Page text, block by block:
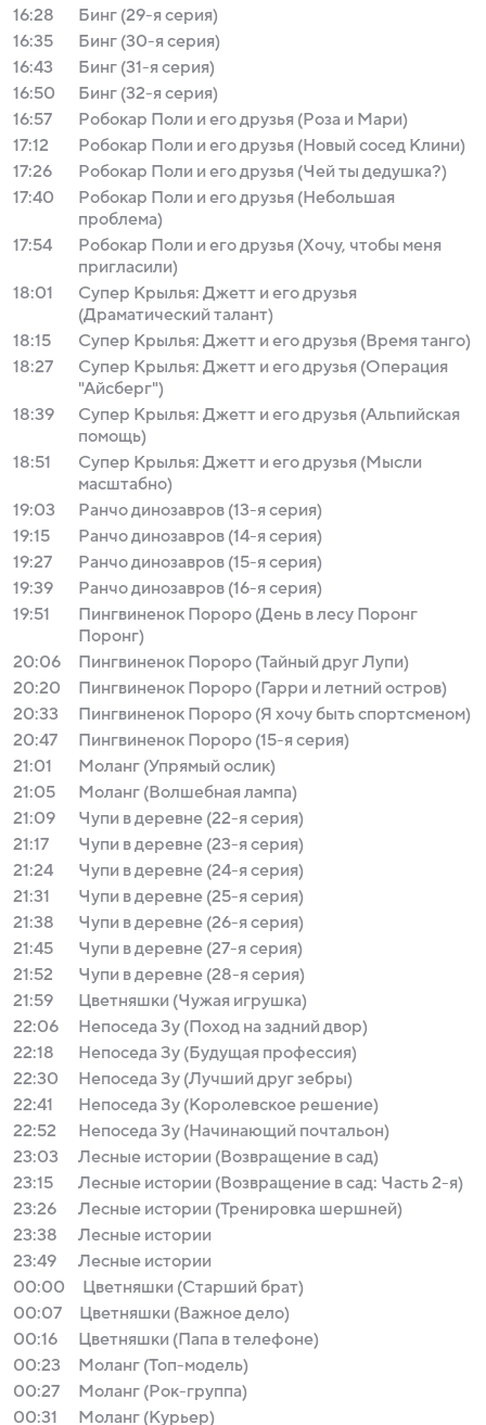
16:28
Бинг (29-я серия)
16:35
Бинг (30-я серия)
16:43
Бинг (31-я серия)
16:50
Бинг (32-я серия)
16:57
Робокар Поли и его друзья (Роза и Мари)
17:12
Робокар Поли и его друзья (Новый сосед Клини)
17:26
Робокар Поли и его друзья (Чей ты дедушка?)
17:40
Робокар Поли и его друзья (Небольшая
проблема)
17:54
Робокар Поли и его друзья (Хочу, чтобы меня
пригласили)
18:01
Супер Крылья: Джетт и его друзья
(Драматический талант)
18:15
Супер Крылья: Джетт и его друзья (Время танго)
18:27
Супер Крылья: Джетт и его друзья (Операция
"Айсберг")
18:39
Супер Крылья: Джетт и его друзья (Альпийская
помощь)
18:51
Супер Крылья: Джетт и его друзья (Мысли
масштабно)
19:03
Ранчо динозавров (13-я серия)
19:15
Ранчо динозавров (14-я серия)
19:27
Ранчо динозавров (15-я серия)
19:39
Ранчо динозавров (16-я серия)
19:51
Пингвиненок Пороро (День в лесу Поронг
Поронг)
20:06
Пингвиненок Пороро (Тайный друг Лупи)
20:20
Пингвиненок Пороро (Гарри и летний остров)
20:33
Пингвиненок Пороро (Я хочу быть спортсменом)
20:47
Пингвиненок Пороро (15-я серия)
21:01
Моланг (Упрямый ослик)
21:05
Моланг (Волшебная лампа)
21:09
Чупи в деревне (22-я серия)
21:17
Чупи в деревне (23-я серия)
21:24
Чупи в деревне (24-я серия)
21:31
Чупи в деревне (25-я серия)
21:38
Чупи в деревне (26-я серия)
21:45
Чупи в деревне (27-я серия)
21:52
Чупи в деревне (28-я серия)
21:59
Цветняшки (Чужая игрушка)
22:06
Непоседа Зу (Поход на задний двор)
22:18
Непоседа Зу (Будущая профессия)
22:30
Непоседа Зу (Лучший друг зебры)
22:41
Непоседа Зу (Королевское решение)
22:52
Непоседа Зу (Начинающий почтальон)
23:03
Лесные истории (Возвращение в сад)
23:15
Лесные истории (Возвращение в сад: Часть 2-я)
23:26
Лесные истории (Тренировка шершней)
23:38
Лесные истории
23:49
Лесные истории
00:00
Цветняшки (Старший брат)
00:07
Цветняшки (Важное дело)
00:16
Цветняшки (Папа в телефоне)
00:23
Моланг (Топ-модель)
00:27
Моланг (Рок-группа)
00:31
Моланг (Курьер)